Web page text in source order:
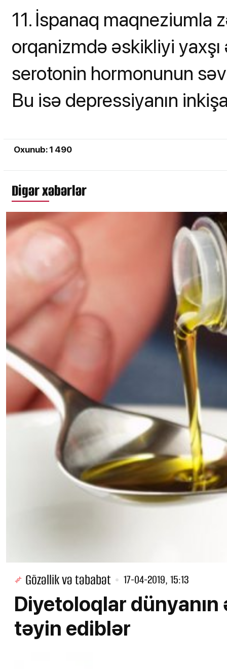
11. İspanaq maqneziumla
orqanizmdə əskikliyi
serotonin hormonunun
Bu isə depressiyanın
Oxunub: 1 490
Digər xəbərlər
Gözəllik və təbabət 17-04-2019, 15:13
Diyetoloqlar dünyanın
təyin ediblər